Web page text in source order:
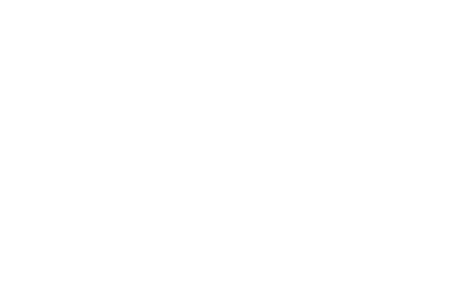
生活に必要な最小限の部分の修理を行うことで、今後
急的な修理について、その費用の一部を支援する制度